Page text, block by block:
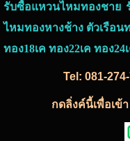
รับซื้อแหวนไหมทองชาย
ไหมทองหางช้าง ตัวเรือน
ทอง18เค ทอง22เค ทอง
Tel:081-
กดลิ่งค์นี้เพื่อเข้